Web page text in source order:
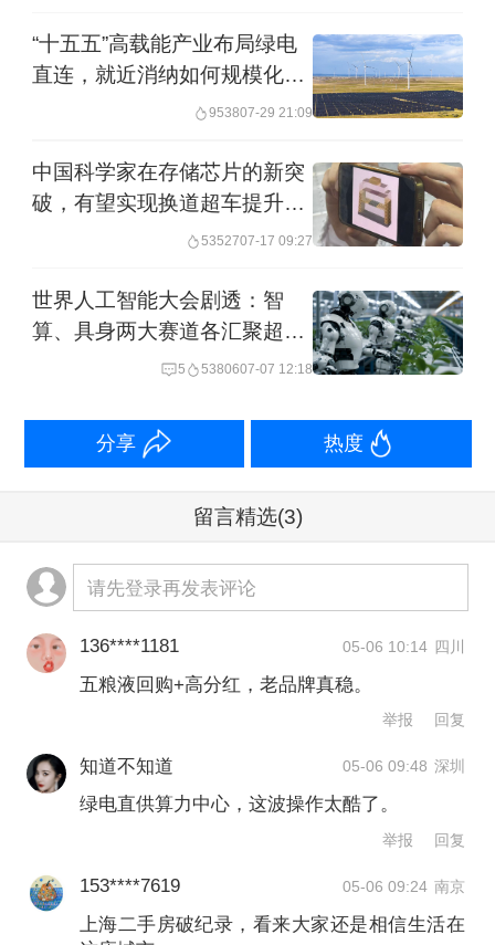
北鑫海化工集团有限公司和山东胜星化
工有限公司采取的列入“特别指定国民清
施。本禁令自公布之日起施行。
►►中国人民银行、国家发展改革委、
财政部联合印发《关于扩大科技创新和
技术改造贷款投放进一步支持设备更新
的通知》。《通知》聚焦金融服务科技
化政策举措。扩大支持科技创新和设备
营中小企业纳入再贷款政策支持领域，
将技术改造和设备更新贷款支持范围扩
展至电子信息、人工智能、设施农业、
消费商业设施等14个领域。提升贷款服
务质效，着力做好对企业购买人工智能
设备和软件服务的金融服务，促进“人工
智能+产业”发展。优化再贷款发放和管
理，提高政策实施效率。
►►为深入贯彻落实党中央、国务院决
策部署，国家发展改革委、财政部、农
“十五五”高载能产业布局绿电
直连，就近消纳如何规模化落
953807-29 21:09
中国科学家在存储芯片的新突
破，有望实现换道超车提升算
5352707-17 09:27
世界人工智能大会剧透：智
算、具身两大赛道各汇聚超
5 5380607-07 12:18
分享 热度
留言精选(3)
请先登录再发表评论
136****1181 05-06 10:14 四川
五粮液回购+高分红，老品牌真稳。
举报 回复
知道不知道 05-06 09:48 深圳
绿电直供算力中心，这波操作太酷了。
举报 回复
153****7619 05-06 09:24 南京
上海二手房破纪录，看来大家还是相信生活在